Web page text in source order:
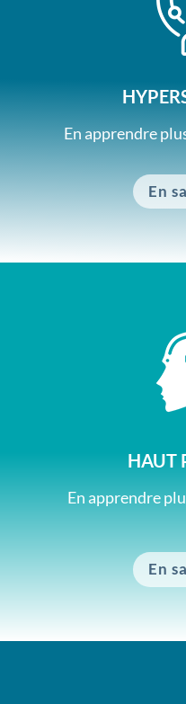
En apprendre
En
HAUT
En apprendre
En